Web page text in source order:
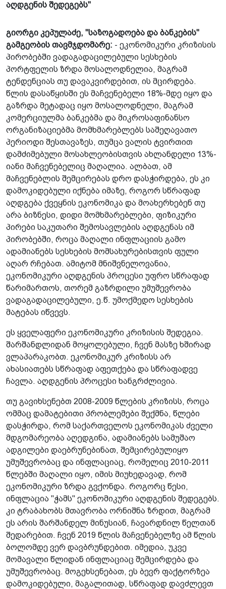
აღდგენის შედეგებს"
გიორგი კეპულაძე, "საზოგადოება და ბანკების"
გამგეობის თავმჯდომარე: - ეკონომიკური კრიზისის
პირობებში ვადაგადაცილებული სესხების
პორტფელის ზრდა მოსალოდნელია, მაგრამ
ტენდენციას თუ დავაკვირდებით, ის მცირდება.
წლის დასაწყისში ეს მაჩვენებელი 18%-მდე იყო და
გაზრდა მეტადაც იყო მოსალოდნელი, მაგრამ
კომერციულმა ბანკებმა და მიკროსაფინანსო
ორგანიზაციებმა მომხმარებლებს საშეღავათო
პერიოდი შესთავაზეს, თუმცა ვალის ტვირთით
დამძიმებული მოსახლეობისთვის ახლანდელი 13%-
იანი მაჩვენებელიც მაღალია. ალბათ, ამ
მაჩვენებლის შემცირებას დრო დასჭირდება, ეს კი
დამოკიდებული იქნება იმაზე, როგორ სწრაფად
აღდგება ქვეყნის ეკონომიკა და მოახერხებენ თუ
არა ბიზნესი, დიდი მომხმარებლები, ფიზიკური
პირები საკუთარი შემოსავლების აღდგენას იმ
პირობებში, როცა მაღალი ინფლაციის გამო
ადამიანებს სესხების მომსახურებისთვის ფული
აღარ რჩებათ. ამიტომ მნიშვნელოვანია,
ეკონომიკური აღდგენის პროცესი უფრო სწრაფად
წარიმართოს, თორემ გაზრდილი უმუშევრობა
ვადაგადაცილებული, ე.წ. უმოქმედო სესხების
მატებას იწვევს.
ეს ყველაფერი ეკონომიკური კრიზისის შედეგია.
შარშანდლიდან მოყოლებული, ჩვენ მასზე ხშირად
ვლაპარაკობთ. ეკონომიკურ კრიზისს არ
ახასიათებს სწრაფად აფეთქება და სწრაფადვე
ჩავლა. აღდგენის პროცესი ხანგრძლივია.
თუ გავიხსენებთ 2008-2009 წლების კრიზისს, როცა
ომმაც დამატებითი პრობლემები შექმნა, წლები
დასჭირდა, რომ საქართველოს ეკონომიკას ძველი
მდგომარეობა აღედგინა, ადამიანებს სამუშაო
ადგილები დაებრუნებინათ, შემცირებულიყო
უმუშევრობაც და ინფლაციაც, რომელიც 2010-2011
წლებში მაღალი იყო, იმის მიუხედავად, რომ
ეკონომიკური ზრდა გვქონდა. როგორც წესი,
ინფლაცია "ჭამს" ეკონომიკური აღდგენის შედეგებს.
კი ტრაბახობს მთავრობა ორნიშნა ზრდით, მაგრამ
ეს არის შარშანდელ მინუსიან, ჩავარდნილ წელთან
შედარებით. ჩვენ 2019 წლის მაჩვენებელზე ამ წლის
ბოლომდე ვერ დავბრუნდებით. იმედია, უკვე
მომავალი წლიდან ინფლაციაც შემცირდება და
უმუშევრობაც. მოგეხსენებათ, ეს ბევრ ფაქტორზეა
დამოკიდებული, მაგალითად, სწრაფად დავძლევთ